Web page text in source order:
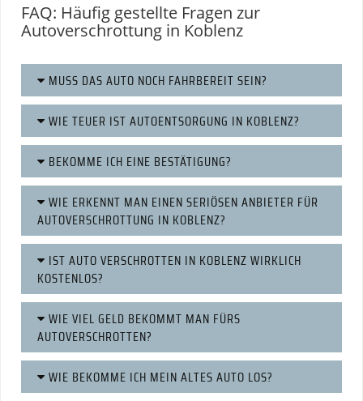
FAQ: Häufig gestellte Fragen zur
Autoverschrottung in Koblenz
MUSS DAS AUTO NOCH FAHRBEREIT SEIN?
WIE TEUER IST AUTOENTSORGUNG IN KOBLENZ?
BEKOMME ICH EINE BESTÄTIGUNG?
WIE ERKENNT MAN EINEN SERIÖSEN ANBIETER FÜR
AUTOVERSCHROTTUNG IN KOBLENZ?
IST AUTO VERSCHROTTEN IN KOBLENZ WIRKLICH
KOSTENLOS?
WIE VIEL GELD BEKOMMT MAN FÜRS
AUTOVERSCHROTTEN?
WIE BEKOMME ICH MEIN ALTES AUTO LOS?